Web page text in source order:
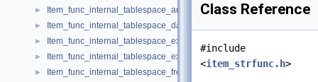
► Item_func_internal_tablespace_autoextend_size
► Item_func_internal_tablespace_data_free
► Item_func_internal_tablespace_extent_size
► Item_func_internal_tablespace_extra
► Item_func_internal_tablespace_free_extents
Class Reference
#include
<item_strfunc.h>